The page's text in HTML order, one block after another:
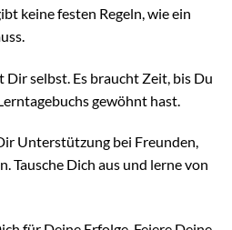
keine festen Regeln, wie ein
Dir selbst. Es braucht Zeit, bis Du
gewöhnt hast.
Unterstützung bei Freunden,
Tausche Dich aus und lerne von